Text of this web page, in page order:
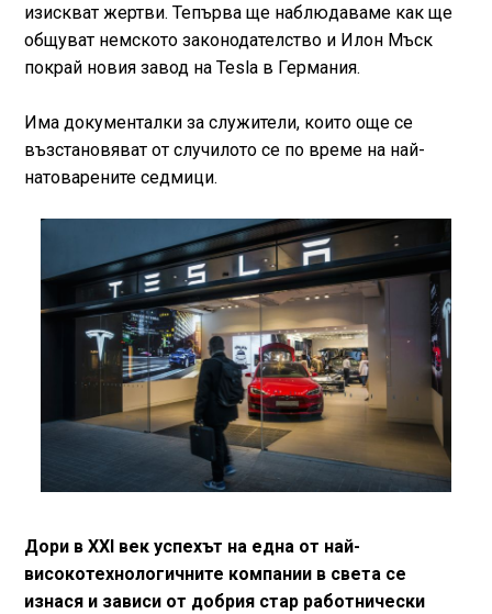
изискват жертви. Тепърва ще наблюдаваме как ще
общуват немското законодателство и Илон Мъск
покрай новия завод на Tesla в Германия.
Има документалки за служители, които още се
възстановяват от случилото се по време на най-
натоварените седмици.
Дори в XXI век успехът на една от най-
високотехнологичните компании в света се
изнася и зависи от добрия стар работнически